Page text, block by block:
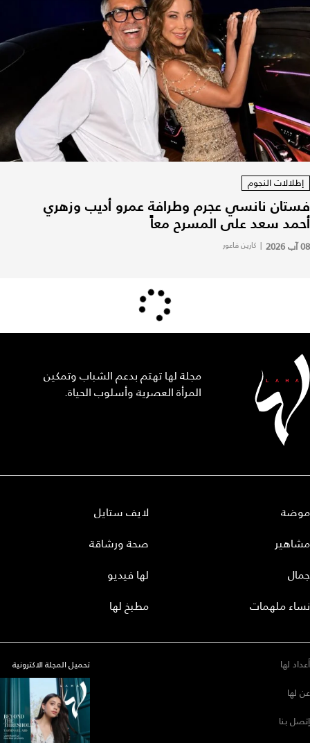
إطلالات النجوم
فستان نانسي عجرم وطرافة عمرو أديب وزهري
أحمد سعد على المسرح معاً
08 آب 2026 | كارين فاعور
مجلة لها تهتم بدعم الشباب وتمكين
المرأة العصرية وأسلوب الحياة.
موضة
مشاهير
جمال
نساء ملهمات
لايف ستايل
صحة ورشاقة
لها فيديو
مطبخ لها
أعداد لها
عن لها
إتصل بنا
تحميل المجلة الاكترونية